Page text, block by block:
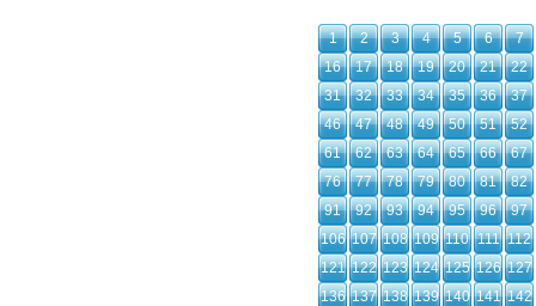
1 2 3 4 5 6
7
16
17 18 19 20 21
22
31
32 33 34 35 36
37
46
47 48 49 50 51
52
61
62 63 64 65 66
67
76
77 78 79 80 81
82
91
92 93 94 95 96
97
106 107 108 109 110 111 112
121 122 123 124 125 126 127
136 137 138 139 140 141 142